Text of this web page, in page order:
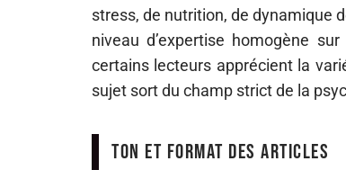
stress, de nutrition, de dynamique
niveau d’expertise homogène
certains lecteurs apprécient la
sujet sort du champ strict de la
Ton et format des articles